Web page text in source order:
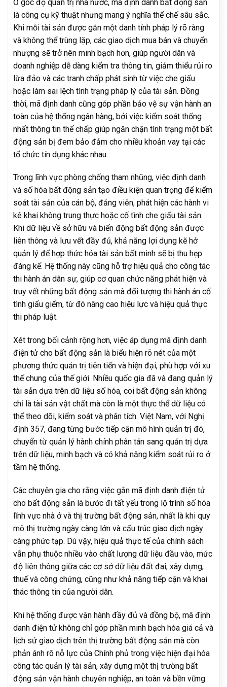
Ở góc độ quản trị nhà nước, mã định danh bất động sản
là công cụ kỹ thuật nhưng mang ý nghĩa thể chế sâu sắc.
Khi mỗi tài sản được gắn một danh tính pháp lý rõ ràng
và không thể trùng lặp, các giao dịch mua bán và chuyển
nhượng sẽ trở nên minh bạch hơn, giúp người dân và
doanh nghiệp dễ dàng kiểm tra thông tin, giảm thiểu rủi ro
lừa đảo và các tranh chấp phát sinh từ việc che giấu
hoặc làm sai lệch tình trạng pháp lý của tài sản. Đồng
thời, mã định danh cũng góp phần bảo vệ sự vận hành an
toàn của hệ thống ngân hàng, bởi việc kiểm soát thống
nhất thông tin thế chấp giúp ngăn chặn tình trạng một bất
động sản bị đem bảo đảm cho nhiều khoản vay tại các
tổ chức tín dụng khác nhau.
Trong lĩnh vực phòng chống tham nhũng, việc định danh
và số hóa bất động sản tạo điều kiện quan trọng để kiểm
soát tài sản của cán bộ, đảng viên, phát hiện các hành vi
kê khai không trung thực hoặc cố tình che giấu tài sản.
Khi dữ liệu về sở hữu và biến động bất động sản được
liên thông và lưu vết đầy đủ, khả năng lợi dụng kẽ hở
quản lý để hợp thức hóa tài sản bất minh sẽ bị thu hẹp
đáng kể. Hệ thống này cũng hỗ trợ hiệu quả cho công tác
thi hành án dân sự, giúp cơ quan chức năng phát hiện và
truy vết những bất động sản mà đối tượng thi hành án cố
tình giấu giếm, từ đó nâng cao hiệu lực và hiệu quả thực
thi pháp luật.
Xét trong bối cảnh rộng hơn, việc áp dụng mã định danh
điện tử cho bất động sản là biểu hiện rõ nét của một
phương thức quản trị tiên tiến và hiện đại, phù hợp với xu
thế chung của thế giới. Nhiều quốc gia đã và đang quản lý
tài sản dựa trên dữ liệu số hóa, coi bất động sản không
chỉ là tài sản vật chất mà còn là một thực thể dữ liệu có
thể theo dõi, kiểm soát và phân tích. Việt Nam, với Nghị
định 357, đang từng bước tiếp cận mô hình quản trị đó,
chuyển từ quản lý hành chính phân tán sang quản trị dựa
trên dữ liệu, minh bạch và có khả năng kiểm soát rủi ro ở
tầm hệ thống.
Các chuyên gia cho rằng việc gắn mã định danh điện tử
cho bất động sản là bước đi tất yếu trong lộ trình số hóa
lĩnh vực nhà ở và thị trường bất động sản, nhất là khi quy
mô thị trường ngày càng lớn và cấu trúc giao dịch ngày
càng phức tạp. Dù vậy, hiệu quả thực tế của chính sách
vẫn phụ thuộc nhiều vào chất lượng dữ liệu đầu vào, mức
độ liên thông giữa các cơ sở dữ liệu đất đai, xây dựng,
thuế và công chứng, cũng như khả năng tiếp cận và khai
thác thông tin của người dân.
Khi hệ thống được vận hành đầy đủ và đồng bộ, mã định
danh điện tử không chỉ góp phần minh bạch hóa giá cả và
lịch sử giao dịch trên thị trường bất động sản mà còn
phản ánh rõ nỗ lực của Chính phủ trong việc hiện đại hóa
công tác quản lý tài sản, xây dựng một thị trường bất
động sản vận hành chuyên nghiệp, an toàn và bền vững.